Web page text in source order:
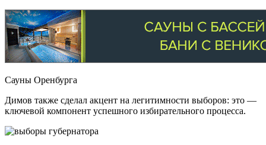
Сауны Оренбурга
Димов также сделал акцент на легитимности выборов: это —
ключевой компонент успешного избирательного процесса.